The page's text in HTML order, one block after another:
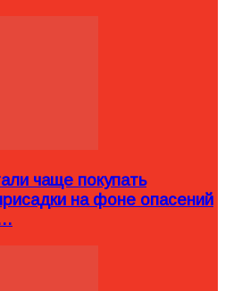
чаще покупать
на фоне опасений